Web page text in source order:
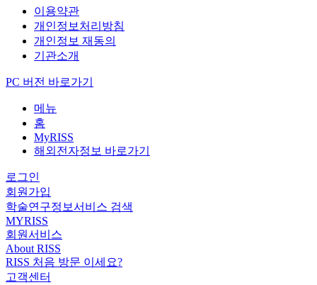
이용약관
개인정보처리방침
개인정보 재동의
기관소개
PC 버전 바로가기
메뉴
홈
MyRISS
해외전자정보 바로가기
로그인
회원가입
학술연구정보서비스 검색
MYRISS
회원서비스
About RISS
RISS 처음 방문 이세요?
고객센터